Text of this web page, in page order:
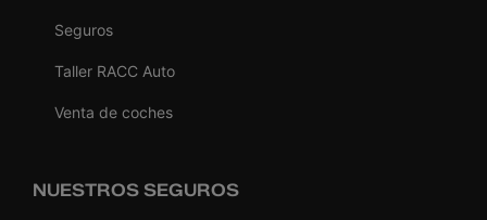
Seguros
Taller RACC Auto
Venta de coches
NUESTROS SEGUROS